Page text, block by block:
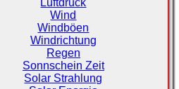
Wind
Windböen
Windrichtung
Regen
Sonnschein Zeit
Solar Strahlung